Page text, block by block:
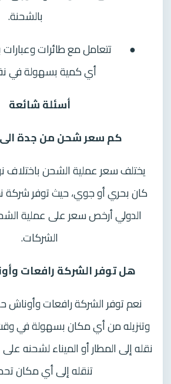
بالشحنة.
●
تتعامل مع طائرات
أي كمية بسهولة في
أسئلة شائعة
كم سعر شحن من جدة الى
يختلف سعر عملية الشحن
كان بحري أو جوي، حيث توفر
الدولي أرخص سعر على عملية
الشركات.
هل توفر الشركة رافعات
نعم توفر الشركة رافعات وأوناش
وتنزيله من أي مكان بسهولة في
نقله إلى المطار أو الميناء لشحنه
تنقله إلى أي مكان